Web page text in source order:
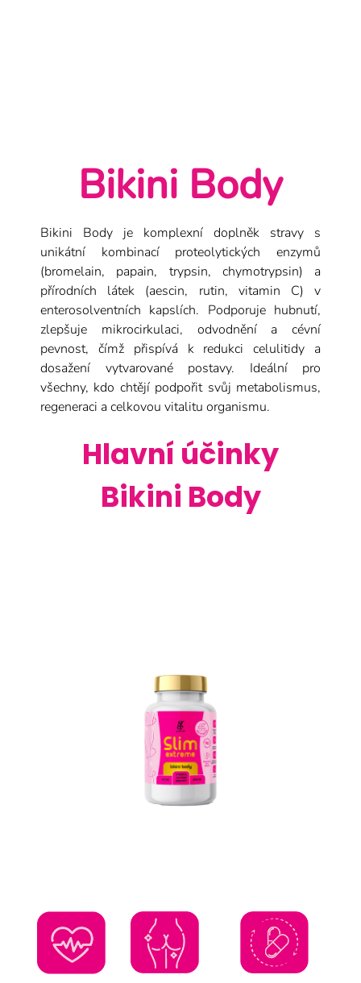
Bikini Body
Bikini Body je komplexní doplněk stravy s
unikátní kombinací proteolytických enzymů
(bromelain, papain, trypsin, chymotrypsin) a
přírodních látek (aescin, rutin, vitamin C) v
enterosolventních kapslích. Podporuje hubnutí,
zlepšuje mikrocirkulaci, odvodnění a cévní
pevnost, čímž přispívá k redukci celulitidy a
dosažení vytvarované postavy. Ideální pro
všechny, kdo chtějí podpořit svůj metabolismus,
regeneraci a celkovou vitalitu organismu.
Hlavní účinky
Bikini Body